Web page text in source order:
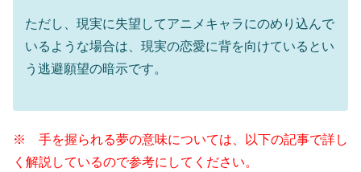
ただし、現実に失望してアニメキャラにのめり込んで
いるような場合は、現実の恋愛に背を向けているとい
う逃避願望の暗示です。
※ 手を握られる夢の意味については、以下の記事で詳し
く解説しているので参考にしてください。